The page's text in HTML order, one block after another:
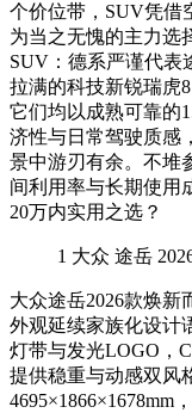
个价位带，SUV凭借
为当之无愧的主力选
SUV：德系严谨代表
拉满的科技新锐瑞虎
它们均以成熟可靠的
济性与日常驾驶质感
景中游刃有余。不堆
间利用率与长期使
20万内实用之选？
1 大众 途岳
大众途岳2026款焕新
外观延续家族化设计
灯带与发光LOGO，
提供稳重与动感双风
4695×1866×1678mm